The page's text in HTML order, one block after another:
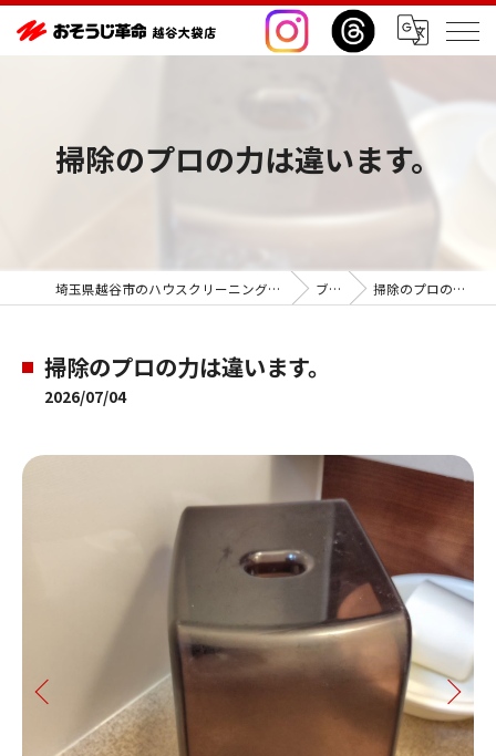
掃除のプロの力は違います。
埼玉県越谷市のハウスクリーニングならおそうじ革命越谷大袋店 ブログ 掃除のプロの力は違います。
掃除のプロの力は違います。
2026/07/04